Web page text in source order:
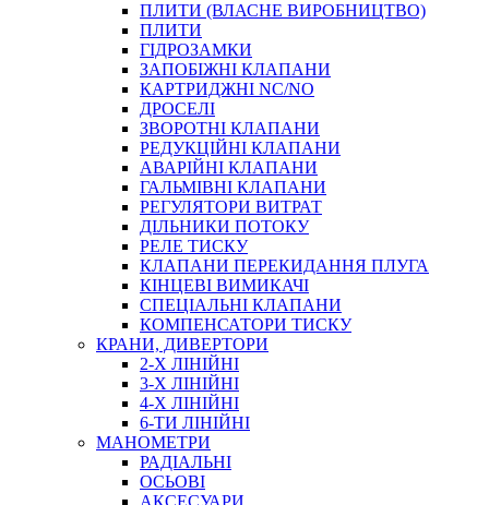
ЧЕРВ`ЯЧНІ
ПРУЖИННІ
НЕЙЛОНОВІ
ПРОРЕЗИНЕНІ
АВТОТОВАРИ
ПЛИТИ (ВЛАСНЕ ВИРОБНИЦТВО)
ПЛИТИ
ГІДРОЗАМКИ
ЗАПОБІЖНІ КЛАПАНИ
КАРТРИДЖНІ NC/NO
ДРОСЕЛІ
ЗВОРОТНІ КЛАПАНИ
РЕДУКЦІЙНІ КЛАПАНИ
АВАРІЙНІ КЛАПАНИ
ГАЛЬМІВНІ КЛАПАНИ
РЕГУЛЯТОРИ ВИТРАТ
ДІЛЬНИКИ ПОТОКУ
РЕЛЕ ТИСКУ
КЛАПАНИ ПЕРЕКИДАННЯ ПЛУГА
КІНЦЕВІ ВИМИКАЧІ
СПЕЦІАЛЬНІ КЛАПАНИ
КОМПЕНСАТОРИ ТИСКУ
КРАНИ, ДИВЕРТОРИ
2-Х ЛІНІЙНІ
3-Х ЛІНІЙНІ
4-Х ЛІНІЙНІ
6-ТИ ЛІНІЙНІ
МАНОМЕТРИ
РАДІАЛЬНІ
ОСЬОВІ
АКСЕСУАРИ